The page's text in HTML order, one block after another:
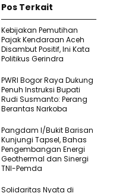
Pos Terkait
Kebijakan Pemutihan
Pajak Kendaraan Aceh
Disambut Positif, Ini Kata
Politikus Gerindra
PWRI Bogor Raya Dukung
Penuh Instruksi Bupati
Rudi Susmanto: Perang
Berantas Narkoba
Pangdam I/Bukit Barisan
Kunjungi Tapsel, Bahas
Pengembangan Energi
Geothermal dan Sinergi
TNI-Pemda
Solidaritas Nyata di